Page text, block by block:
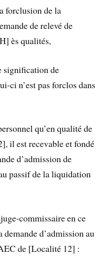
forclusion de la
de relevé de
ès qualités,
signification de
ci n’est pas forclos dans
qu’en qualité de
il est recevable et fondé
d’admission de
passif de la liquidation
commissaire en ce
demande d’admission au
de [Localité 12] :